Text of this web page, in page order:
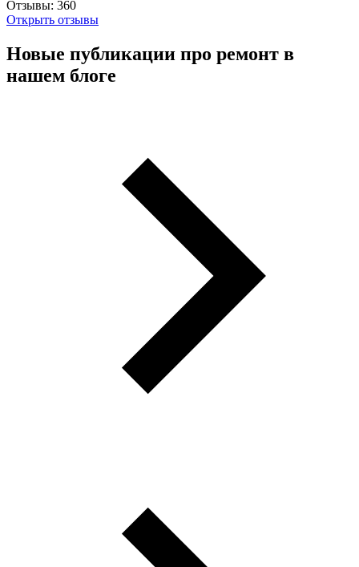
Отзывы: 360
Открыть отзывы
Новые публикации про ремонт в
нашем блоге